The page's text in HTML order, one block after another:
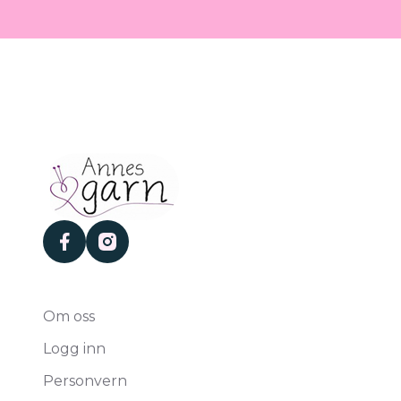
facebookinstagram
Om oss
Logg inn
Personvern